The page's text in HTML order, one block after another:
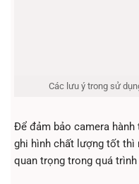
Các lưu ý trong sử
Để đảm bảo camera
ghi hình chất lượng tốt thì
quan trọng trong quá trình